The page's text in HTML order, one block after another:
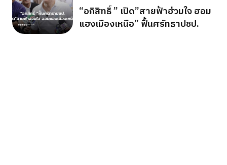
“อภิสิทธิ์ ” เปิด”สายฟ้าฮ่วมใจ ฮอม
แฮงเมืองเหนือ” ฟื้นศรัทธาปชป.